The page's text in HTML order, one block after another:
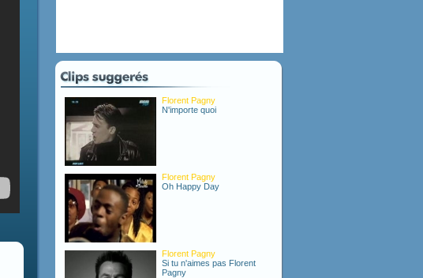
Florent Pagny
N'importe quoi
Florent Pagny
Oh Happy Day
Florent Pagny
Si tu n'aimes pas Florent
Pagny